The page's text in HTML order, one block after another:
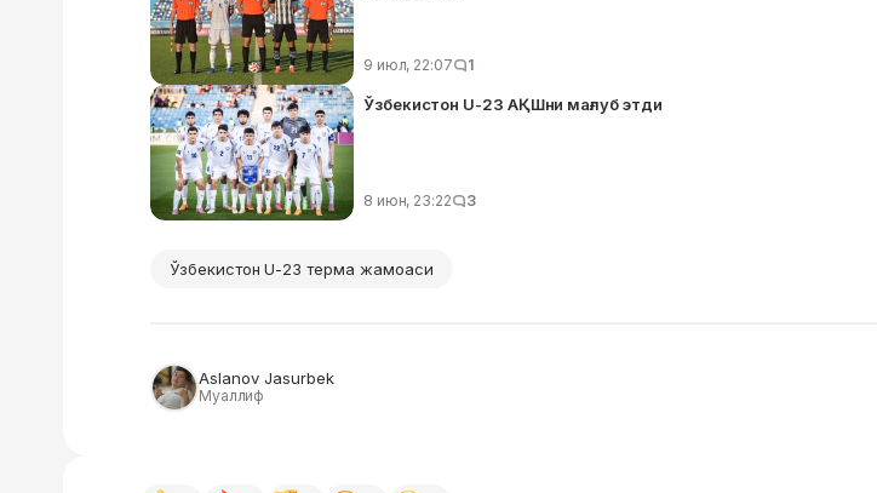
9 июл, 22:07 1
Ўзбекистон U-23 АҚШни мағлуб этди
8 июн, 23:22 3
Ўзбекистон U-23 терма жамоаси
Aslanov Jasurbek
Муаллиф